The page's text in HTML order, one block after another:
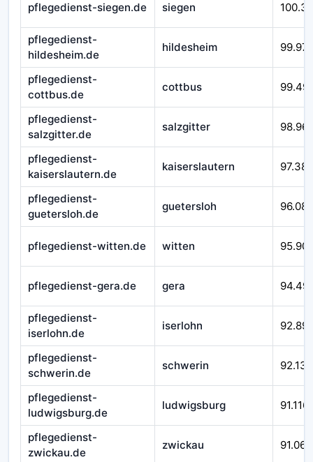
pflegedienst-siegen.de siegen
pflegedienst-
hildesheim.de
hildesheim
pflegedienst-
cottbus.de
cottbus 99.491
pflegedienst-
salzgitter.de
salzgitter
pflegedienst-
kaiserslautern.de
kaiserslautern 97.382
pflegedienst-
guetersloh.de
guetersloh 96.085
pflegedienst-witten.de witten
pflegedienst-gera.de gera
pflegedienst-
iserlohn.de
iserlohn
pflegedienst-
schwerin.de
schwerin 92.138
pflegedienst-
ludwigsburg.de
ludwigsburg 91.116
pflegedienst-
zwickau.de
zwickau 91.066